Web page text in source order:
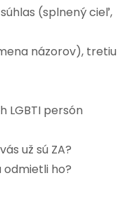
(splnený cieľ,
názorov), tretiu
LGBTI persón
už sú ZA?
odmietli ho?